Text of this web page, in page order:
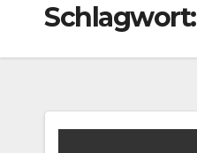
Schlagwort: